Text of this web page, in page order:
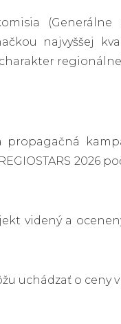
(Generálne
najvyššej
propagačná
2026
videný a
uchádzať o ceny